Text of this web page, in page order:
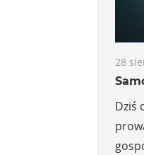
28
Dziś